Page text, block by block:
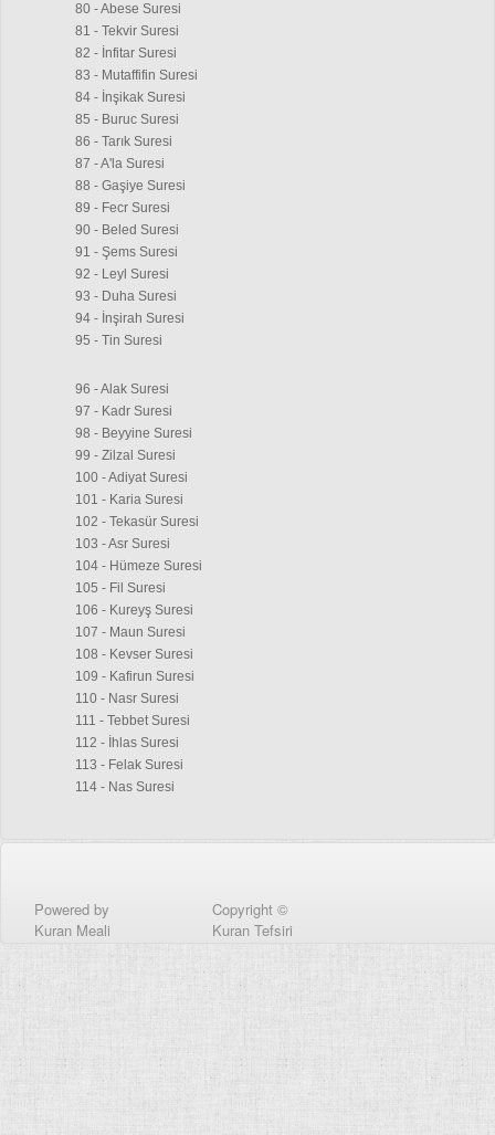
80 - Abese Suresi
81 - Tekvir Suresi
82 - İnfitar Suresi
83 - Mutaffifin Suresi
84 - İnşikak Suresi
85 - Buruc Suresi
86 - Tarık Suresi
87 - A'la Suresi
88 - Gaşiye Suresi
89 - Fecr Suresi
90 - Beled Suresi
91 - Şems Suresi
92 - Leyl Suresi
93 - Duha Suresi
94 - İnşirah Suresi
95 - Tin Suresi
96 - Alak Suresi
97 - Kadr Suresi
98 - Beyyine Suresi
99 - Zilzal Suresi
100 - Adiyat Suresi
101 - Karia Suresi
102 - Tekasür Suresi
103 - Asr Suresi
104 - Hümeze Suresi
105 - Fil Suresi
106 - Kureyş Suresi
107 - Maun Suresi
108 - Kevser Suresi
109 - Kafirun Suresi
110 - Nasr Suresi
111 - Tebbet Suresi
112 - İhlas Suresi
113 - Felak Suresi
114 - Nas Suresi
Powered by
Kuran Meali
Copyright ©
Kuran Tefsiri